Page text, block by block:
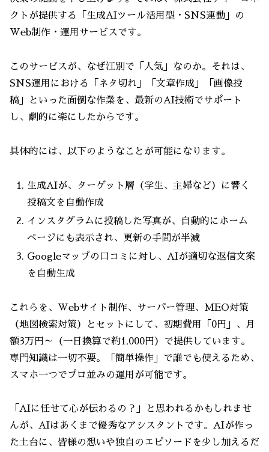
クトが提供する「生成AIツール活用型・SNS連動」の
Web制作・運用サービスです。
このサービスが、なぜ江別で「人気」なのか。それは、
SNS運用における「ネタ切れ」「文章作成」「画像投
稿」といった面倒な作業を、最新のAI技術でサポート
し、劇的に楽にしたからです。
具体的には、以下のようなことが可能になります。
生成AIが、ターゲット層（学生、主婦など）に響く
投稿文を自動作成
インスタグラムに投稿した写真が、自動的にホーム
ページにも表示され、更新の手間が半減
Googleマップの口コミに対し、AIが適切な返信文案
を自動生成
これらを、Webサイト制作、サーバー管理、MEO対策
（地図検索対策）とセットにして、初期費用「0円」、月
額3万円～（一日換算で約1,000円）で提供しています。
専門知識は一切不要。「簡単操作」で誰でも使えるため、
スマホ一つでプロ並みの運用が可能です。
「AIに任せて心が伝わるの？」と思われるかもしれませ
んが、AIはあくまで優秀なアシスタントです。AIが作っ
た土台に、皆様の想いや独自のエピソードを少し加えるだ